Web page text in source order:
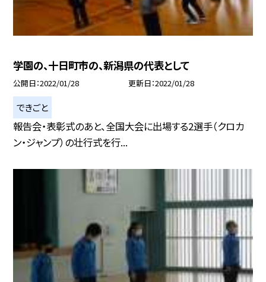
学園の、十日町市の、新潟県の代表として
公開日 2022/01/28 更新日 2022/01/28
できごと
報告会・表彰式のあと、全国大会に出場する2選手（クロカ
ン・ジャンプ）の壮行式を行...